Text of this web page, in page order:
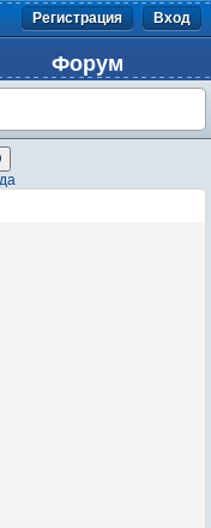
Регистрация Вход
Форум